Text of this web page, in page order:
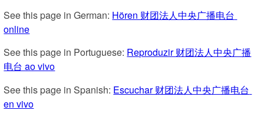
See this page in German: Hören 财团法人中央广播电台
online
See this page in Portuguese: Reproduzir 财团法人中央广播
电台 ao vivo
See this page in Spanish: Escuchar 财团法人中央广播电台
en vivo